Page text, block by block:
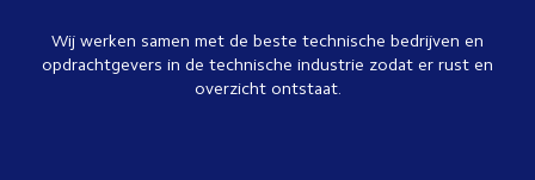
Wij werken samen met de beste technische bedrijven en
opdrachtgevers in de technische industrie zodat er rust en
overzicht ontstaat.